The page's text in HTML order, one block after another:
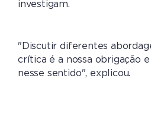
investigam.
"Discutir diferentes
crítica é a nossa obrigação
nesse sentido", explicou.